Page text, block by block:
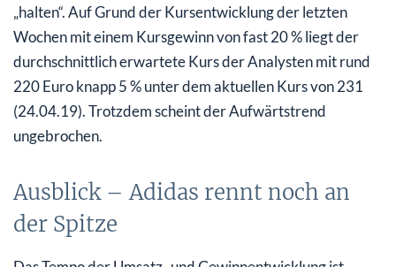
„halten“. Auf Grund der Kursentwicklung der letzten
Wochen mit einem Kursgewinn von fast 20 % liegt der
durchschnittlich erwartete Kurs der Analysten mit rund
220 Euro knapp 5 % unter dem aktuellen Kurs von 231
(24.04.19). Trotzdem scheint der Aufwärtstrend
ungebrochen.
Ausblick – Adidas rennt noch an
der Spitze